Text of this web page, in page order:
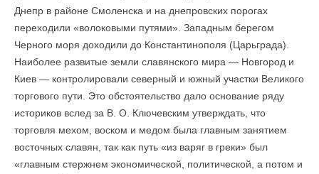
Днепр в районе Смоленска и на днепровских порогах
переходили «волоковыми путями». Западным берегом
Черного моря доходили до Константинополя (Царьграда).
Наиболее развитые земли славянского мира — Новгород и
Киев — контролировали северный и южный участки Великого
торгового пути. Это обстоятельство дало основание ряду
историков вслед за В. О. Ключевским утверждать, что
торговля мехом, воском и медом была главным занятием
восточных славян, так как путь «из варяг в греки» был
«главным стержнем экономической, политической, а потом и